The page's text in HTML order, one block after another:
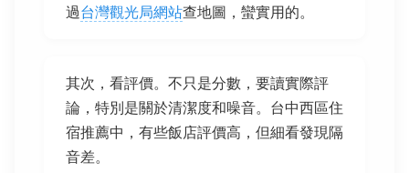
過台灣觀光局網站查地圖，蠻實用的。
其次，看評價。不只是分數，要讀實際評
論，特別是關於清潔度和噪音。台中西區住
宿推薦中，有些飯店評價高，但細看發現隔
音差。